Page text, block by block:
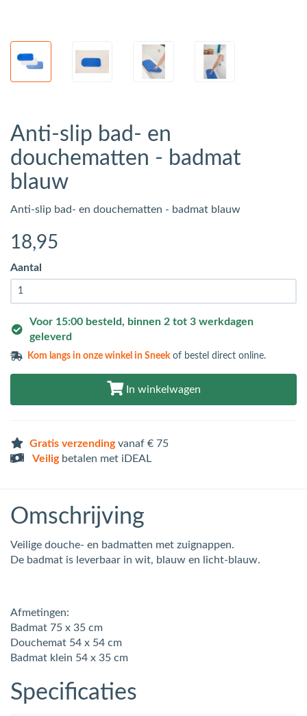
Anti-slip bad- en
douchematten - badmat
blauw
Anti-slip bad- en douchematten - badmat blauw
18,95
Aantal
Voor 15:00 besteld, binnen 2 tot 3 werkdagen
geleverd
Kom langs inonze winkel in Sneek of bestel direct online.
In winkelwagen
Gratis verzendingvanaf € 75
Veiligbetalen met iDEAL
Omschrijving
Veilige douche- en badmatten met zuignappen.
De badmat is leverbaar in wit, blauw en licht-blauw.
Afmetingen:
Badmat 75 x 35 cm
Douchemat 54 x 54 cm
Badmat klein 54 x 35 cm
Specificaties